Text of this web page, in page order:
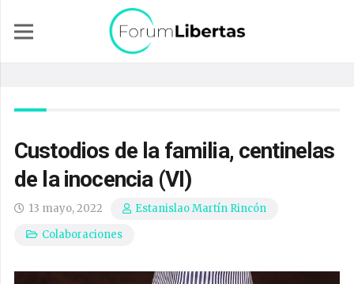
Custodios de la familia, centinelas
de la inocencia (VI)
13 mayo, 2022
Estanislao Martín Rincón
Colaboraciones